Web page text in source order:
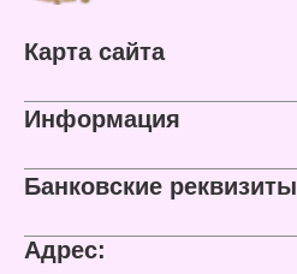
Карта сайта
Информация
Банковские реквизиты
Адрес: